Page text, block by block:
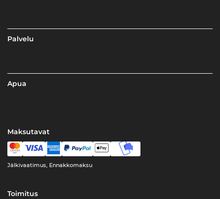
Palvelu
Apua
Maksutavat
Jälkivaatimus, Ennakkomaksu
Toimitus